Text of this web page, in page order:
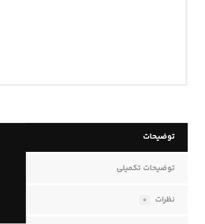
توضیحات
توضیحات تکمیلی
نظرات ۰